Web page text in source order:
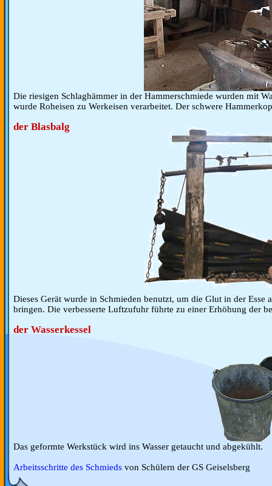
Die riesigen Schlaghämmer in der Hammerschmiede wurden mit
wurde Roheisen zu Werkeisen verarbeitet. Der schwere
der Blasbalg
Dieses Gerät wurde in Schmieden benutzt, um die Glut in der Esse
bringen. Die verbesserte Luftzufuhr führte zu einer Erhöhung der
der Wasserkessel
Das geformte Werkstück wird ins Wasser getaucht und abgekühlt.
Arbeitsschritte des Schmieds von Schülern der GS Geiselsberg